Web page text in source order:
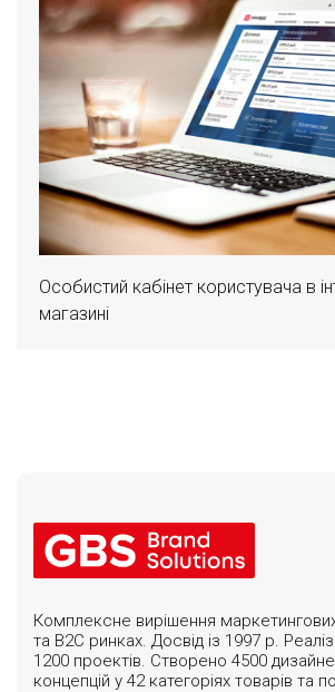
Особистий кабінет користувача в
магазині
Комплексне вирішення
та B2C ринках. Досвід із 1997 р.
1200 проектів. Створено 4500
концепцій у 42 категоріях товарів та